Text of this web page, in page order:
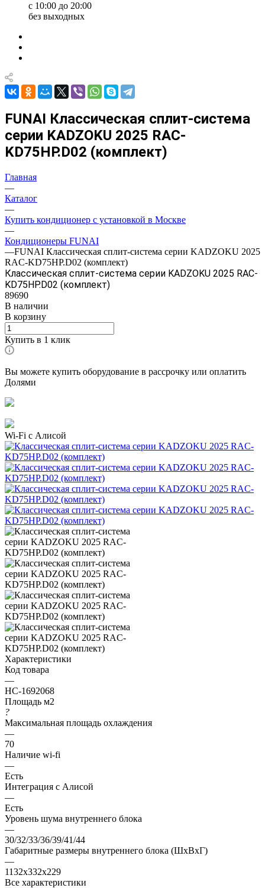
с 10:00 до 20:00
без выходных
FUNAI Классическая сплит-система
серии KADZOKU 2025 RAC-
KD75HP.D02 (комплект)
Главная
—
Каталог
—
Купить кондиционер с установкой в Москве
—
Кондиционеры FUNAI
—FUNAI Классическая сплит-система серии KADZOKU 2025
RAC-KD75HP.D02 (комплект)
Классическая сплит-система серии KADZOKU 2025 RAC-
KD75HP.D02 (комплект)
89690
В наличии
В корзину
Купить в 1 клик
Вы можете купить оборудование в рассрочку или оплатить
Долями
Wi-Fi с Алисой
Характеристики
Код товара
—
НС-1692068
Площадь м2
?
Максимальная площадь охлаждения
—
70
Наличие wi-fi
—
Есть
Интеграция с Алисой
—
Есть
Уровень шума внутреннего блока
—
30/32/33/36/39/41/44
Габаритные размеры внутреннего блока (ШxВxГ)
—
1132x332x229
Все характеристики